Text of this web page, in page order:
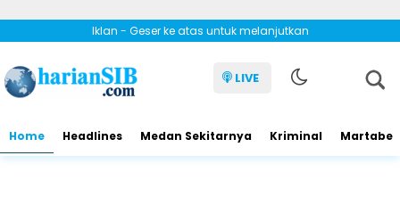
Iklan - Geser ke atas untuk melanjutkan
LIVE
Home Headlines Medan Sekitarnya Kriminal Martabe